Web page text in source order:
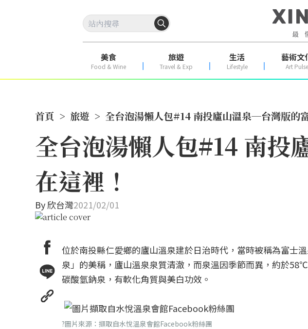
美食
Food & Wine
旅遊
Travel & Exp
生活
Lifestyle
藝術文
Art Pulse
首頁 > 旅遊 > 全台泡湯懶人包#14 南投廬山溫泉─台灣版的
全台泡湯懶人包#14 南投
在這裡！
By欣台灣2021/02/01
位於南投縣仁愛鄉的廬山溫泉建於日治時代，當時被稱為富士
泉」的美稱，廬山溫泉泉質清澈，而泉溫因季節而異，約於
碳酸氫鈉泉，有軟化角質與美白功效。
?圖片來源：擷取自水悅溫泉會館Facebook粉絲團